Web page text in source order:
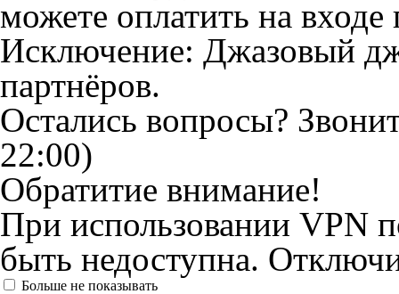
можете оплатить на входе
Исключение: Джазовый
партнёров.
Остались вопросы?
22:00)
Обратитие внимание!
При использовании VPN
быть недоступна.
Больше не показывать